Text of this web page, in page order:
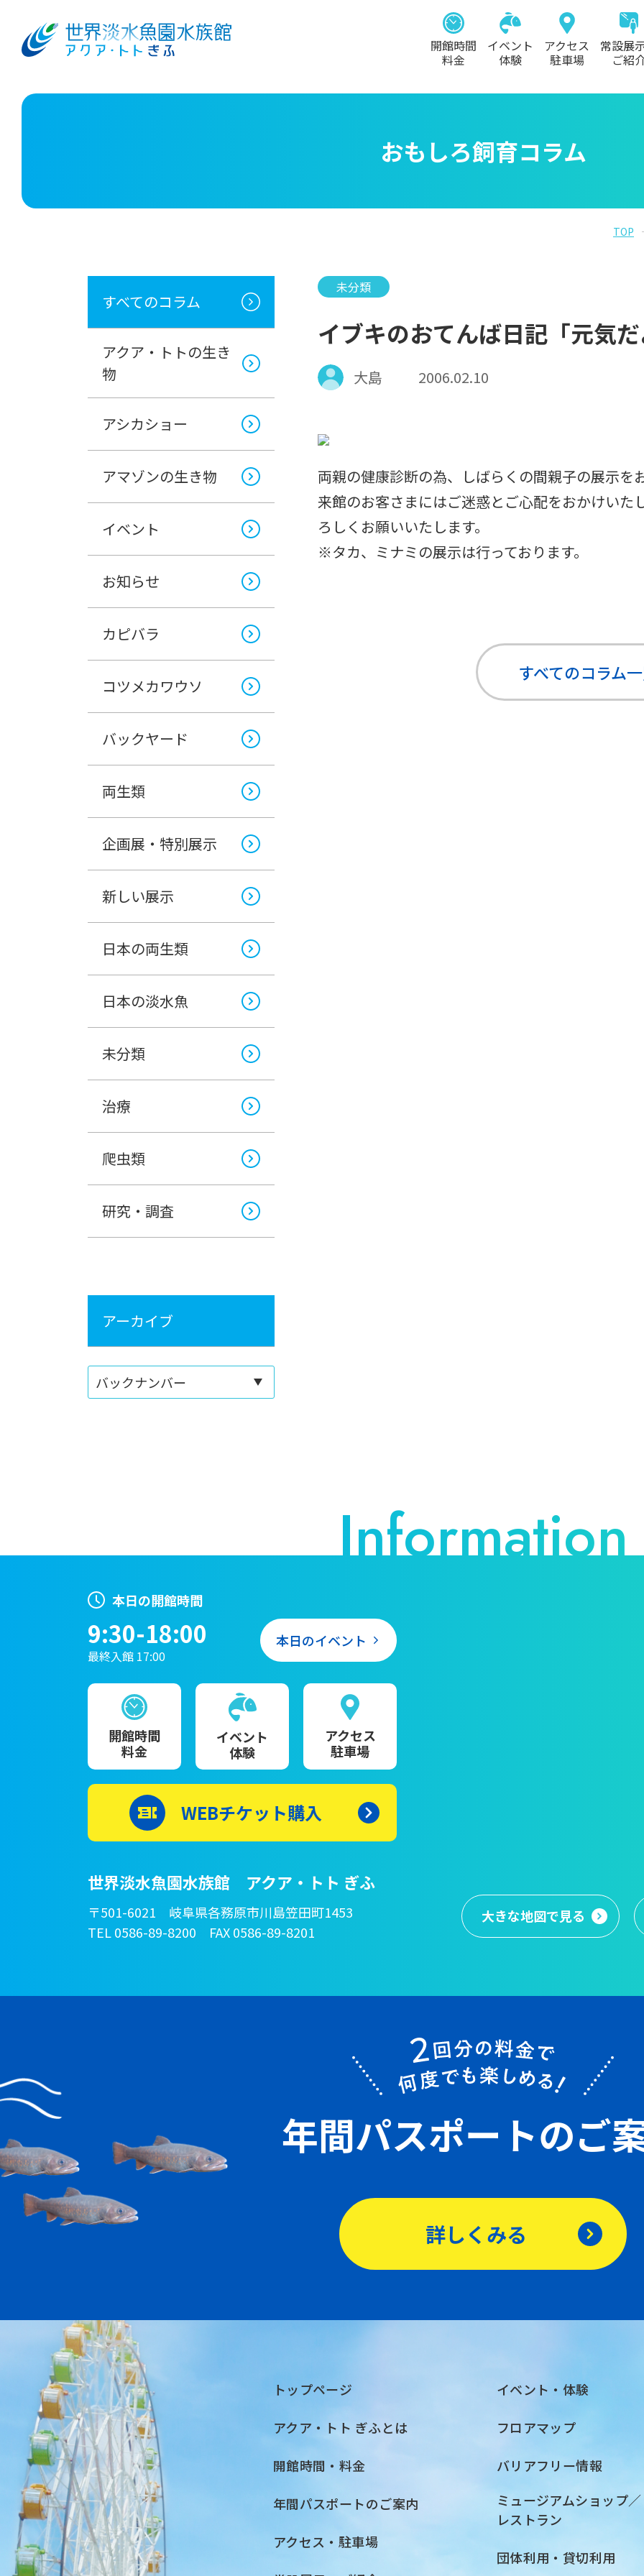
開館時間
料金
イベント
体験
アクセス
駐車場
常設展
ご紹
おもしろ飼育コラム
TOP
すべてのコラム
アクア・トトの生き
物
アシカショー
アマゾンの生き物
イベント
お知らせ
カピバラ
コツメカワウソ
バックヤード
両生類
企画展・特別展示
新しい展示
日本の両生類
日本の淡水魚
未分類
治療
爬虫類
研究・調査
アーカイブ
未分類
イブキのおてんば日記「元気
大島 2006.02.10
両親の健康診断の為、しばらくの間親子の展示を
来館のお客さまにはご迷惑とご心配をおかけいた
ろしくお願いいたします。
※タカ、ミナミの展示は行っております。
すべてのコラム
本日の開館時間
9:30-18:00
最終入館 17:00
本日のイベント
開館時間
料金
イベント
体験
アクセス
駐車場
WEBチケット購入
世界淡水魚園水族館 アクア・トト ぎふ
〒501-6021 岐阜県各務原市川島笠田町1453
TEL 0586-89-8200 FAX 0586-89-8201
大きな地図で見る
年間パスポートのご
詳しくみる
トップページ
アクア・トト ぎふとは
開館時間・料金
年間パスポートのご案内
アクセス・駐車場
イベント・体験
フロアマップ
バリアフリー情報
ミュージアムショップ／
レストラン
団体利用・貸切利用